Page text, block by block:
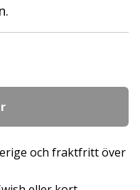
och fraktfritt över